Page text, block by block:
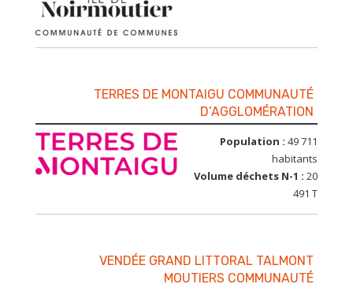
TERRES DE MONTAIGU COMMUNAUTÉ
D’AGGLOMÉRATION
Population : 49 711
habitants
Volume déchets N-1 : 20
491 T
VENDÉE GRAND LITTORAL TALMONT
MOUTIERS COMMUNAUTÉ